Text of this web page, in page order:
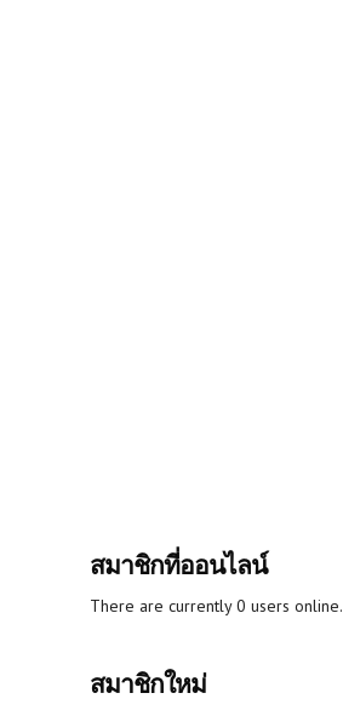
สมาชิกที่ออนไลน์
There are currently 0 users online.
สมาชิกใหม่